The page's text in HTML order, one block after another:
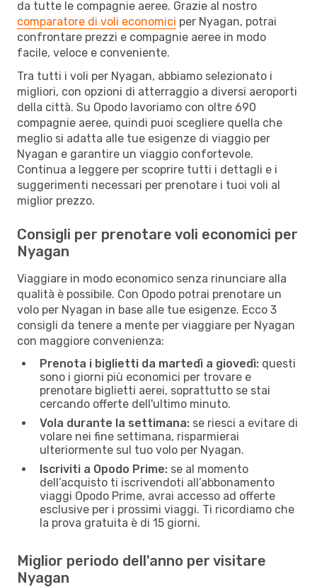
da tutte le compagnie aeree. Grazie al nostro
comparatore di voli economici per Nyagan, potrai
confrontare prezzi e compagnie aeree in modo
facile, veloce e conveniente.
Tra tutti i voli per Nyagan, abbiamo selezionato i
migliori, con opzioni di atterraggio a diversi aeroporti
della città. Su Opodo lavoriamo con oltre 690
compagnie aeree, quindi puoi scegliere quella che
meglio si adatta alle tue esigenze di viaggio per
Nyagan e garantire un viaggio confortevole.
Continua a leggere per scoprire tutti i dettagli e i
suggerimenti necessari per prenotare i tuoi voli al
miglior prezzo.
Consigli per prenotare voli economici per
Nyagan
Viaggiare in modo economico senza rinunciare alla
qualità è possibile. Con Opodo potrai prenotare un
volo per Nyagan in base alle tue esigenze. Ecco 3
consigli da tenere a mente per viaggiare per Nyagan
con maggiore convenienza:
Prenota i biglietti da martedì a giovedì: questi
sono i giorni più economici per trovare e
prenotare biglietti aerei, soprattutto se stai
cercando offerte dell'ultimo minuto.
Vola durante la settimana: se riesci a evitare di
volare nei fine settimana, risparmierai
ulteriormente sul tuo volo per Nyagan.
Iscriviti a Opodo Prime: se al momento
dell’acquisto ti iscrivendoti all’abbonamento
viaggi Opodo Prime, avrai accesso ad offerte
esclusive per i prossimi viaggi. Ti ricordiamo che
la prova gratuita è di 15 giorni.
Miglior periodo dell'anno per visitare
Nyagan